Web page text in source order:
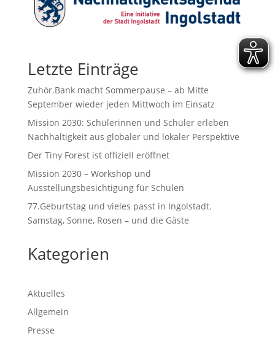
Letzte Einträge
Zuhör.Bank macht Sommerpause – ab Mitte
September wieder jeden Mittwoch im Einsatz
Mission 2030: Schülerinnen und Schüler erleben
Nachhaltigkeit aus globaler und lokaler Perspektive
Der Tiny Forest ist offiziell eröffnet
Mission 2030 – Workshop und
Ausstellungsbesichtigung für Schulen
77.Geburtstag und vieles passt in Ingolstadt.
Samstag, Sonne, Rosen – und die Gäste
Kategorien
Aktuelles
Allgemein
Presse